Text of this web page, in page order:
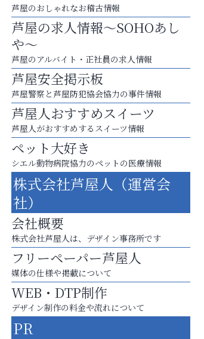
学び方が変われば、成績は変わる。
芦屋インターナショナルスク
ール
芦屋のおしゃれなお稽古情報
芦屋の求人情報～SOHOあし
や～
芦屋のアルバイト・正社員の求人情報
芦屋安全掲示板
芦屋警察と芦屋防犯協会協力の事件情報
芦屋人おすすめスイーツ
芦屋人がおすすめするスイーツ情報
ペット大好き
シエル動物病院協力のペットの医療情報
株式会社芦屋人（運営会
社）
会社概要
株式会社芦屋人は、デザイン事務所です
フリーペーパー芦屋人
媒体の仕様や掲載について
WEB・DTP制作
デザイン制作の料金や流れについて
PR